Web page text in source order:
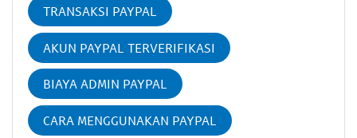
TRANSAKSI PAYPAL
AKUN PAYPAL TERVERIFIKASI
BIAYA ADMIN PAYPAL
CARA MENGGUNAKAN PAYPAL